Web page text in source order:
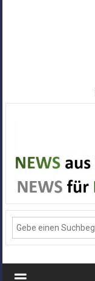
Alle
News
aus
Deiner
Stadt
Monheim